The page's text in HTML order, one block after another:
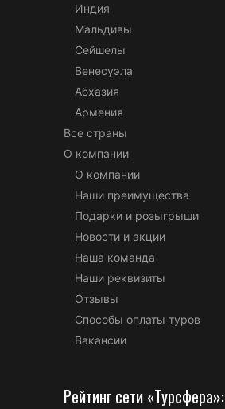
Индия
Мальдивы
Сейшелы
Венесуэла
Абхазия
Армения
Все страны
О компании
О компании
Наши преимущества
Подарки и розыгрыши
Новости и акции
Наша команда
Наши реквизиты
Отзывы
Способы оплаты туров
Вакансии
Рейтинг сети «Турсфера»: